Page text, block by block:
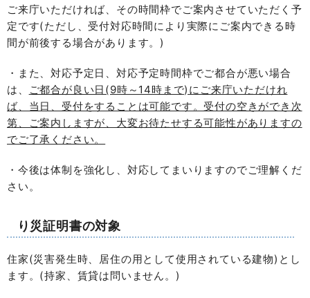
ご来庁いただければ、その時間枠でご案内させていただく予
定です(ただし、受付対応時間により実際にご案内できる時
間が前後する場合があります。)
・また、対応予定日、対応予定時間枠でご都合が悪い場合
は、
ご都合が良い日(9時～14時まで)にご来庁いただけれ
ば、当日、受付をすることは可能です。受付の空きができ次
第、ご案内しますが、大変お待たせする可能性がありますの
でご了承ください。
・今後は体制を強化し、対応してまいりますのでご理解くだ
さい。
り災証明書の対象
住家(災害発生時、居住の用として使用されている建物)とし
ます。(持家、賃貸は問いません。)